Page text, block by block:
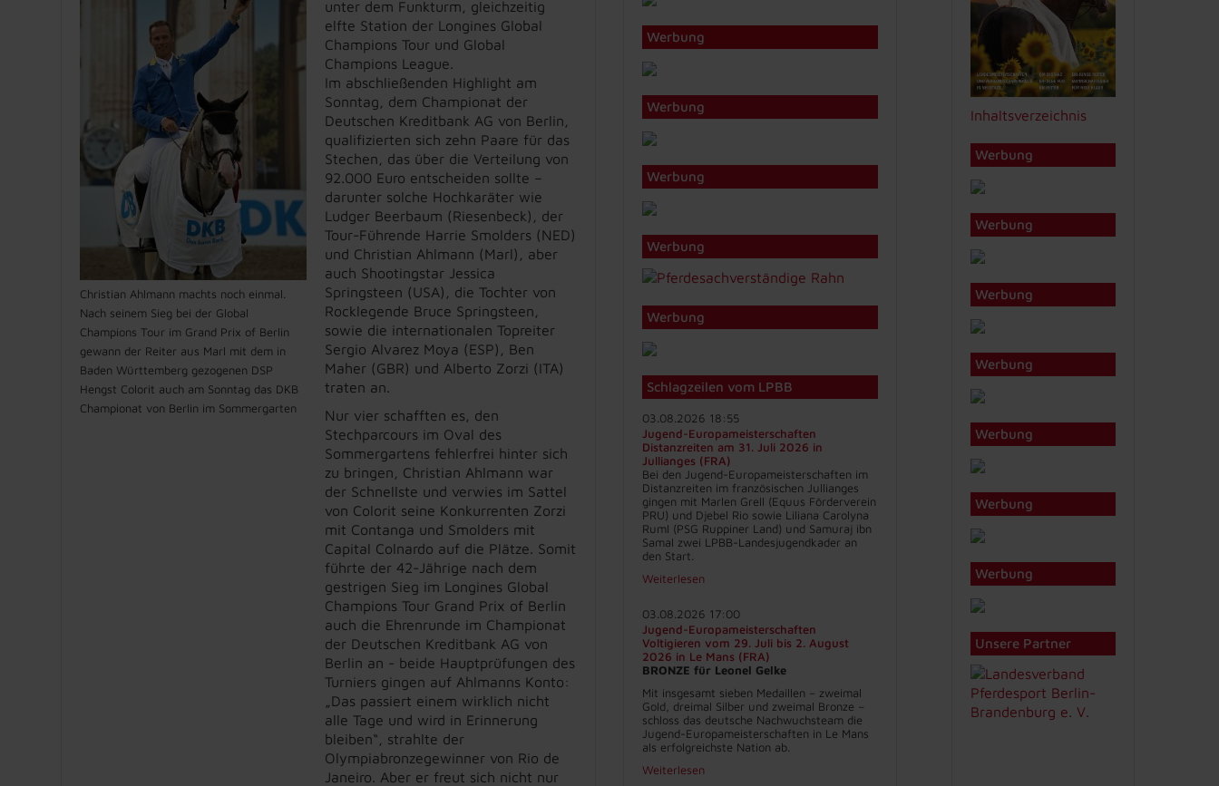
Christian Ahlmann machts noch einmal.
Nach seinem Sieg bei der Global
Champions Tour im Grand Prix of Berlin
gewann der Reiter aus Marl mit dem in
Baden Württemberg gezogenen DSP
Hengst Colorit auch am Sonntag das DKB
Championat von Berlin im Sommergarten
unter dem Funkturm, gleichzeitig
elfte Station der Longines Global
Champions Tour und Global
Champions League.
Im abschließenden Highlight am
Sonntag, dem Championat der
Deutschen Kreditbank AG von Berlin,
qualifizierten sich zehn Paare für das
Stechen, das über die Verteilung von
92.000 Euro entscheiden sollte –
darunter solche Hochkaräter wie
Ludger Beerbaum (Riesenbeck), der
Tour-Führende Harrie Smolders (NED)
und Christian Ahlmann (Marl), aber
auch Shootingstar Jessica
Springsteen (USA), die Tochter von
Rocklegende Bruce Springsteen,
sowie die internationalen Topreiter
Sergio Alvarez Moya (ESP), Ben
Maher (GBR) und Alberto Zorzi (ITA)
traten an.
Nur vier schafften es, den
Stechparcours im Oval des
Sommergartens fehlerfrei hinter sich
zu bringen, Christian Ahlmann war
der Schnellste und verwies im Sattel
von Colorit seine Konkurrenten Zorzi
mit Contanga und Smolders mit
Capital Colnardo auf die Plätze. Somit
führte der 42-Jährige nach dem
gestrigen Sieg im Longines Global
Champions Tour Grand Prix of Berlin
auch die Ehrenrunde im Championat
der Deutschen Kreditbank AG von
Berlin an - beide Hauptprüfungen des
Turniers gingen auf Ahlmanns Konto:
„Das passiert einem wirklich nicht
alle Tage und wird in Erinnerung
bleiben“, strahlte der
Olympiabronzegewinner von Rio de
Janeiro. Aber er freut sich nicht nur
Werbung
Werbung
Werbung
Werbung
Werbung
Schlagzeilen vom LPBB
03.08.2026 18:55
Jugend-Europameisterschaften
Distanzreiten am 31. Juli 2026 in
Jullianges (FRA)
Bei den Jugend-Europameisterschaften im
Distanzreiten im französischen Jullianges
gingen mit Marlen Grell (Equus Förderverein
PRU) und Djebel Rio sowie Liliana Carolyna
Ruml (PSG Ruppiner Land) und Samuraj ibn
Samal zwei LPBB-Landesjugendkader an
den Start.
Weiterlesen
03.08.2026 17:00
Jugend-Europameisterschaften
Voltigieren vom 29. Juli bis 2. August
2026 in Le Mans (FRA)
BRONZE für Leonel Gelke
Mit insgesamt sieben Medaillen – zweimal
Gold, dreimal Silber und zweimal Bronze –
schloss das deutsche Nachwuchsteam die
Jugend-Europameisterschaften in Le Mans
als erfolgreichste Nation ab.
Weiterlesen
Inhaltsverzeichnis
Werbung
Werbung
Werbung
Werbung
Werbung
Werbung
Werbung
Unsere Partner